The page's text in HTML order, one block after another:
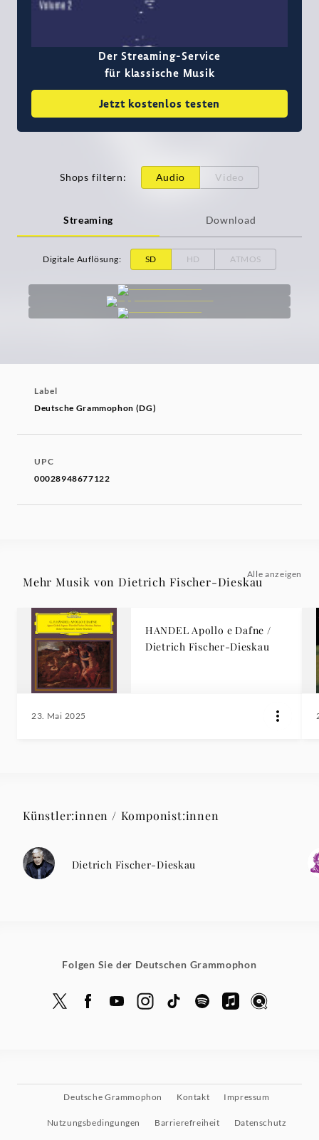
Der Streaming-Service
für klassische Musik
Jetzt kostenlos testen
Shops filtern: Audio Video
Streaming Download
Digitale Auflösung: SD HD ATMOS
Label
Deutsche Grammophon (DG)
UPC
00028948677122
Mehr Musik von Dietrich Fischer-Dieskau
Alle anzeigen
HANDEL Apollo e Dafne /
Dietrich Fischer-Dieskau
23. Mai 2025
Künstler:innen / Komponist:innen
Dietrich Fischer-Dieskau
Folgen Sie der Deutschen Grammophon
Deutsche Grammophon Kontakt Impressum
Nutzungsbedingungen Barrierefreiheit Datenschutz